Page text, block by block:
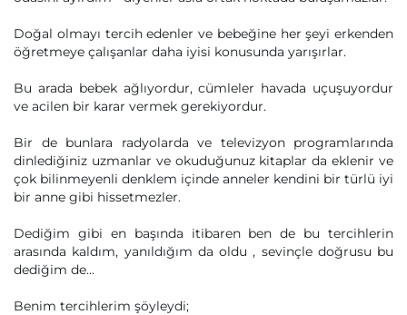
Doğal olmayı tercih edenler ve bebeğine her şeyi erkenden
öğretmeye çalışanlar daha iyisi konusunda yarışırlar.
Bu arada bebek ağlıyordur, cümleler havada uçuşuyordur
ve acilen bir karar vermek gerekiyordur.
Bir de bunlara radyolarda ve televizyon programlarında
dinlediğiniz uzmanlar ve okuduğunuz kitaplar da eklenir ve
çok bilinmeyenli denklem içinde anneler kendini bir türlü iyi
bir anne gibi hissetmezler.
Dediğim gibi en başında itibaren ben de bu tercihlerin
arasında kaldım, yanıldığım da oldu , sevinçle doğrusu bu
dediğim de...
Benim tercihlerim şöyleydi;